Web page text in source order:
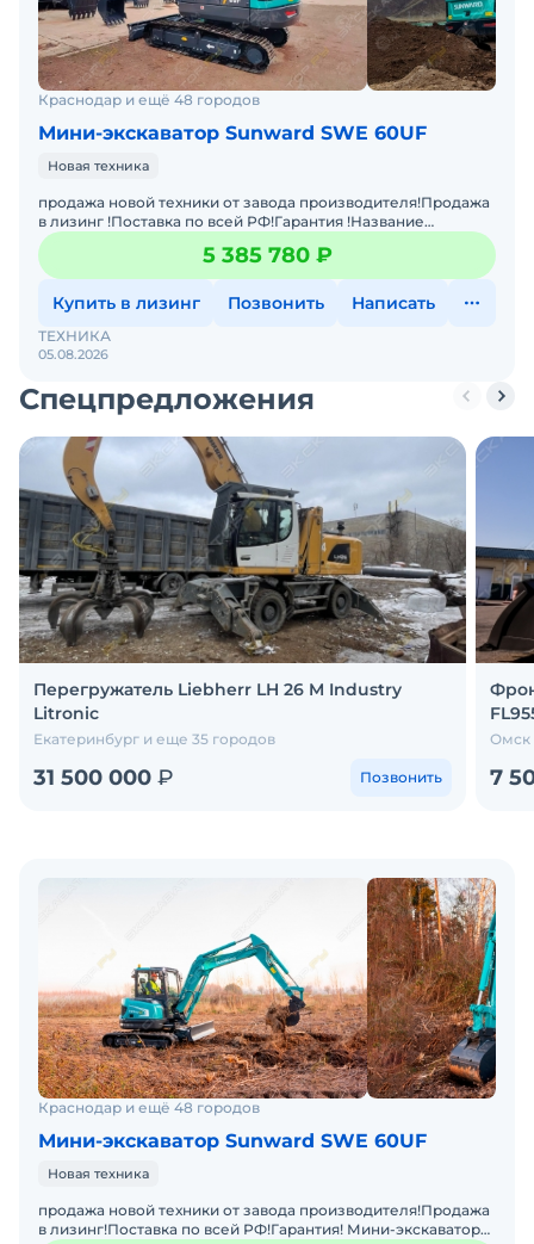
Краснодар и ещё 48 городов
Мини-экскаватор Sunward SWE 60UF
Новая техника
продажа новой техники от завода производителя!Продажа
в лизинг !Поставка по всей РФ!Гарантия !Название
ХарактеристикМасса: 6 000 кгСпособность преодолевать
подъ
5 385 780 ₽
Купить в лизинг Позвонить Написать
05.08.2026
ТЕХНИКА
Спецпредложения
Перегружатель Liebherr LH 26 M Industry
Litronic
Екатеринбург и еще 35 городов
31 500 000 ₽ Позвонить
Омск
7
Краснодар и ещё 48 городов
Мини-экскаватор Sunward SWE 60UF
Новая техника
продажа новой техники от завода производителя!Продажа
в лизинг!Поставка по всей РФ!Гарантия! Мини-экскаватор